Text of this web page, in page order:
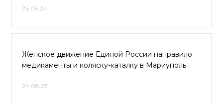
26.06.24
Женское движение Единой России направило
медикаменты и коляску-каталку в Мариуполь
24.08.23